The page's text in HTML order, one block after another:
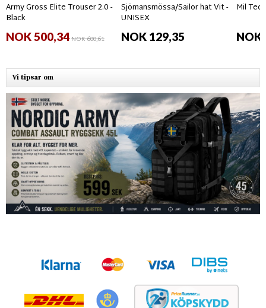
Army Gross Elite Trouser 2.0 -
Black
NOK 500,34NOK 600,61
Sjömansmössa/Sailor hat Vit -
UNISEX
NOK 129,35
Mil Tec
NOK
Vi tipsar om